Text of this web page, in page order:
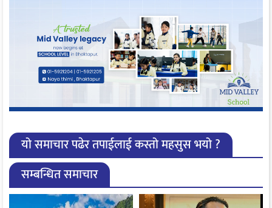
यो समाचार पढेर तपाईलाई कस्तो महसुस भयो ?
सम्बन्धित समाचार